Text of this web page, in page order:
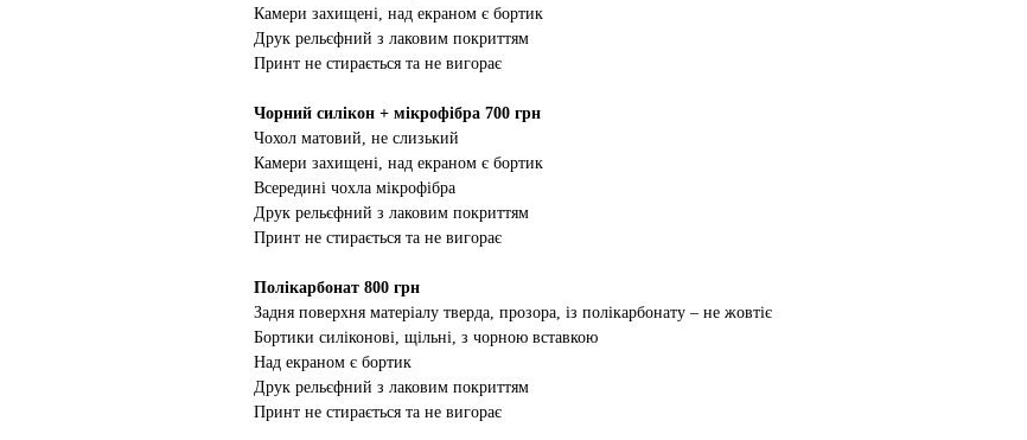
Камери захищені, над екраном є бортик
Друк рельєфний з лаковим покриттям
Принт не стирається та не вигорає
Чорний силікон + мікрофібра 700 грн
Чохол матовий, не слизький
Камери захищені, над екраном є бортик
Всередині чохла мікрофібра
Друк рельєфний з лаковим покриттям
Принт не стирається та не вигорає
Полікарбонат 800 грн
Задня поверхня матеріалу тверда, прозора, із полікарбонату – не жовтіє
Бортики силіконові, щільні, з чорною вставкою
Над екраном є бортик
Друк рельєфний з лаковим покриттям
Принт не стирається та не вигорає